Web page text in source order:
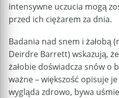
intensywne uczucia mogą
przed ich ciężarem za dnia.
Badania nad snem i żałobą
Deirdre Barrett) wskazują,
żałobie doświadcza snów o
ważne – większość opisuje
wygląda zdrowo, bywa